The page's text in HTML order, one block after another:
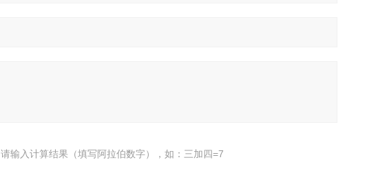
请输入计算结果（填写阿拉伯数字），如：三加四=7